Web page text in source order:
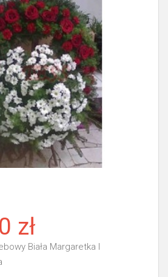
zł
Biała Margaretka I